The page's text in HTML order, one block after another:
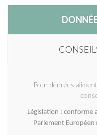
Pour denrées
Législation : conforme
Parlement